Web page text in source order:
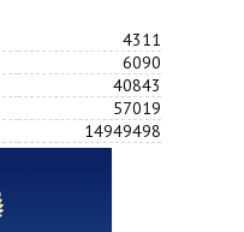
4311
6090
40843
57019
14949498